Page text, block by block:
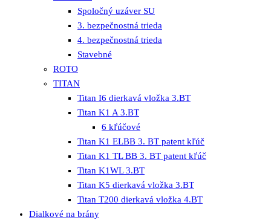
Spoločný uzáver SU
3. bezpečnostná trieda
4. bezpečnostná trieda
Stavebné
ROTO
TITAN
Titan I6 dierkavá vložka 3.BT
Titan K1 A 3.BT
6 kľúčové
Titan K1 ELBB 3. BT patent kľúč
Titan K1 TL BB 3. BT patent kľúč
Titan K1WL 3.BT
Titan K5 dierkavá vložka 3.BT
Titan T200 dierkavá vložka 4.BT
Dialkové na brány